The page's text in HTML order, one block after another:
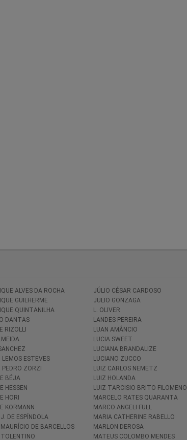
ALVES DA ROCHA
GUILHERME
QUINTANILHA
DANTAS
RIZOLLI
LEMOS ESTEVES
PEDRO ZORZI
BÉJA
HESSEN
HORI
KORMANN
DE ESPÍNDOLA
DE BARCELLOS
JÚLIO CÉSAR CARDOSO
JULIO GONZAGA
L. OLIVER
LANDES PEREIRA
LUAN AMÂNCIO
LUCIA SWEET
LUCIANA BRANDALIZE
LUCIANO ZUCCO
LUIZ CARLOS NEMETZ
LUIZ HOLANDA
LUIZ TARCISIO BRITO FILOMENO
MARCELO RATES QUARANTA
MARCO ANGELI FULL
MARIA CATHERINE RABELLO
MARLON DEROSA
MATEUS COLOMBO MENDES